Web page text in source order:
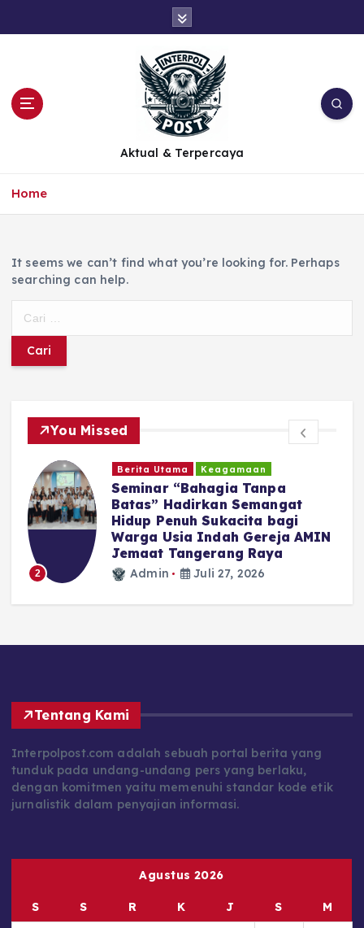
Aktual & Terpercaya
Home
It seems we can’t find what you’re looking for. Perhaps
searching can help.
You Missed
2
Berita Utama Keagamaan
Seminar “Bahagia Tanpa
Batas” Hadirkan Semangat
Hidup Penuh Sukacita bagi
Warga Usia Indah Gereja AMIN
Jemaat Tangerang Raya
Admin Juli 27, 2026
Tentang Kami
Interpolpost.com adalah sebuah portal berita yang
tunduk pada undang-undang pers yang berlaku,
dengan komitmen yaitu memenuhi standar kode etik
jurnalistik dalam penyajian informasi.
Agustus 2026
S S R K J S
M